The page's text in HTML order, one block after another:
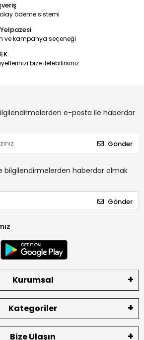
ödeme sistemi
ve kampanya seçeneği
bize iletebilirsiniz.
e-posta ile haberdar
Gönder
bilgilendirmelerden haberdar olmak
Gönder
Kurumsal
Kategoriler
Bize Ulaşın